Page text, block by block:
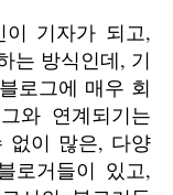
이 기자가 되고,
는 방식인데, 기
로그에 매우 회
와 연계되기는
없이 많은, 다양
로거들이 있고,